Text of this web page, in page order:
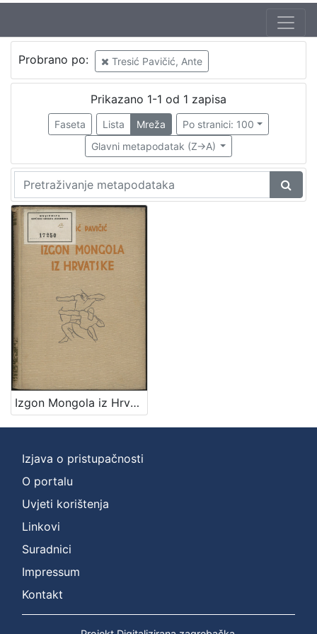
Probrano po: Tresić Pavičić, Ante
Prikazano 1-1 od 1 zapisa
Faseta Lista Mreža
Po stranici: 100
Glavni metapodatak (Z->A)
Izgon Mongola iz Hrvatske / A. Tresić Pavičić
Izjava o pristupačnosti
O portalu
Uvjeti korištenja
Linkovi
Suradnici
Impressum
Kontakt